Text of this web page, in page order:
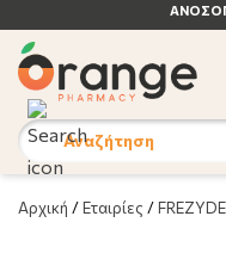
Αναζήτηση
Αρχική /Εταιρίες /